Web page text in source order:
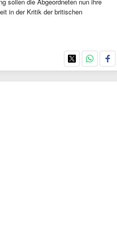
in der Kritik der britischen